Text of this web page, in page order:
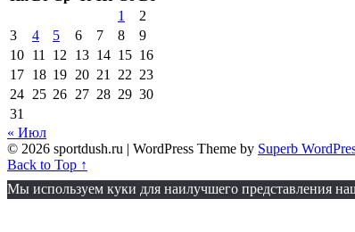
1
2
3
4 5 6 7 8
9
10 11 12 13 14 15 16
17 18 19 20 21 22 23
24 25 26 27 28 29 30
31
« Июл
© 2026 sportdush.ru | WordPress Theme by Superb
Back to Top ↑
Мы используем куки для наилучшего представления